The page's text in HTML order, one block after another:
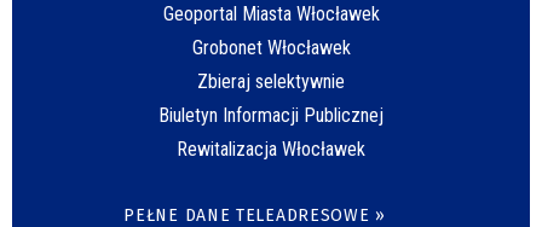
Geoportal Miasta Włocławek
Grobonet Włocławek
Zbieraj selektywnie
Biuletyn Informacji Publicznej
Rewitalizacja Włocławek
PEŁNE DANE TELEADRESOWE »